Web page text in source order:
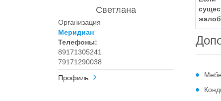
Светлана
Организация
Меридиан
Телефоны:
89171305241
79171290038
Профиль